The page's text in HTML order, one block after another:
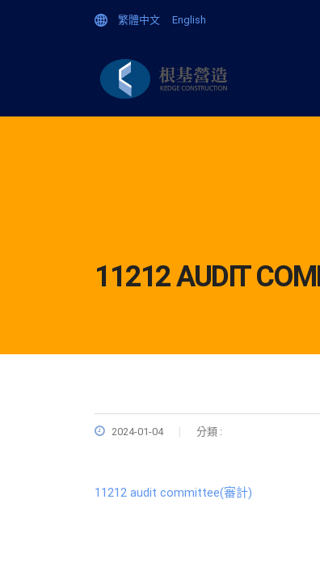
繁體中文 English
11212 AUDIT
2024-01-04 分類 :
11212 audit committee(審計)